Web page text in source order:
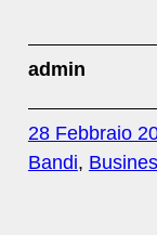
admin
28 Febbraio
Bandi,